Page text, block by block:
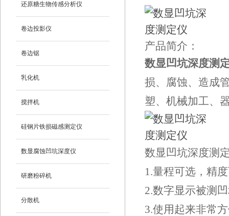
还原糖生物传感分析仪
卷边投影仪
卷边锯
乳化机
搅拌机
硅钢片铁损磁感测定仪
数显腐蚀凹坑深度仪
研磨粉碎机
分散机
产品简介：
数显凹坑深度测
损、腐蚀、造成
塑、机械加工、
数显凹坑深度测
1.量程可选，精
2.数字显示被测
3.使用起来非常